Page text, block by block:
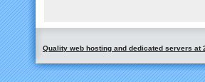
Quality web hosting and dedicated servers at